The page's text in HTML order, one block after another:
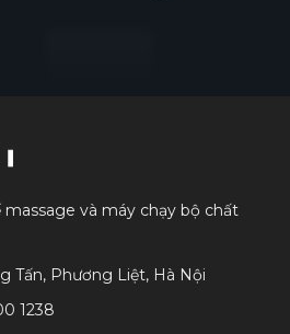
và máy chạy bộ chất
Tấn, Phương Liệt, Hà Nội
1238